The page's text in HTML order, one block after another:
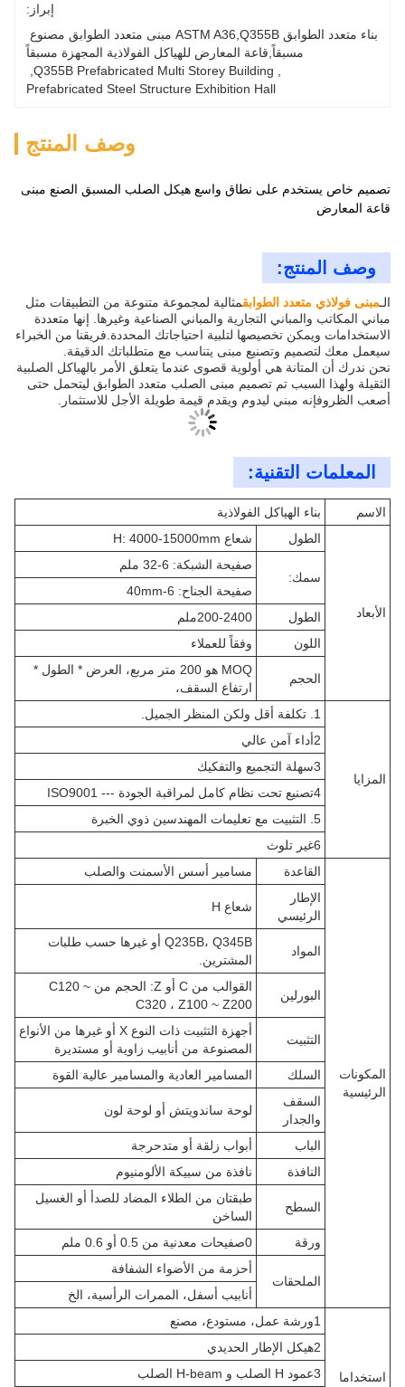
إبراز:
مسبقاً,قاعة المعارض للهياكل الفولاذية المجهزة مسبقاً
Q355B Prefabricated Multi Storey Building
Prefabricated Steel Structure Exhibition Hall
وصف المنتج
تصميم خاص يستخدم على نطاق واسع هيكل الصلب المسبق الصنع مبنى
قاعة المعارض
وصف المنتج:
الـمبنى فولاذي متعدد الطوابقمثالية لمجموعة متنوعة من التطبيقات مثل
مباني المكاتب والمباني التجارية والمباني الصناعية وغيرها. إنها متعددة
الاستخدامات ويمكن تخصيصها لتلبية احتياجاتك المحددة.فريقنا من الخبراء
سيعمل معك لتصميم وتصنيع مبنى يتناسب مع متطلباتك الدقيقة.
نحن ندرك أن المتانة هي أولوية قصوى عندما يتعلق الأمر بالهياكل الصلبية
الثقيلة ولهذا السبب تم تصميم مبنى الصلب متعدد الطوابق ليتحمل حتى
أصعب الظروفإنه مبني ليدوم ويقدم قيمة طويلة الأجل للاستثمار.
المعلمات التقنية:
الاسم بناء الهياكل الفولاذية
الأبعاد
الطول شعاع H: 4000-15000mm
سمك:
صفيحة الشبكة: 6-32 ملم
صفيحة الجناح: 6-40mm
الطول
200-2400ملم
اللون
وفقاً للعملاء
الحجم
MOQ هو 200 متر مربع، العرض * الطول *
ارتفاع السقف،
المزايا
1. تكلفة أقل ولكن المنظر الجميل.
2أداء آمن عالي
3سهلة التجميع والتفكيك
4تصنيع تحت نظام كامل لمراقبة الجودة --- ISO9001
5. التثبيت مع تعليمات المهندسين ذوي الخبرة
6غير تلوث
المكونات
الرئيسية
القاعدة
مسامير أسس الأسمنت والصلب
الإطار
الرئيسي
شعاع H
المواد
Q235B، Q345B أو غيرها حسب طلبات
المشترين.
البورلين
القوالب من C أو Z: الحجم من C120 ~
C320 ، Z100 ~ Z200
التثبيت
أجهزة التثبيت ذات النوع X أو غيرها من الأنواع
المصنوعة من أنابيب زاوية أو مستديرة
السلك
المسامير العادية والمسامير عالية القوة
السقف
والجدار
لوحة ساندويتش أو لوحة لون
الباب
أبواب زلقة أو متدحرجة
النافذة
نافذة من سبيكة الألومنيوم
السطح
طبقتان من الطلاء المضاد للصدأ أو الغسيل
الساخن
ورقة
0صفيحات معدنية من 0.5 أو 0.6 ملم
الملحقات
أحزمة من الأضواء الشفافة
أنابيب أسفل، الممرات الرأسية، الخ
استخداما
1ورشة عمل، مستودع، مصنع
2هيكل الإطار الحديدي
3عمود H الصلب و H-beam الصلب